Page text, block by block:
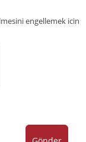
engellemek icin